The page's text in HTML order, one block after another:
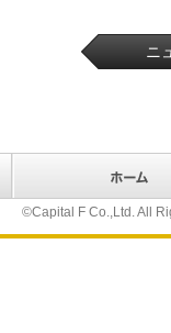
ニ
©Capital F Co.,Ltd. All